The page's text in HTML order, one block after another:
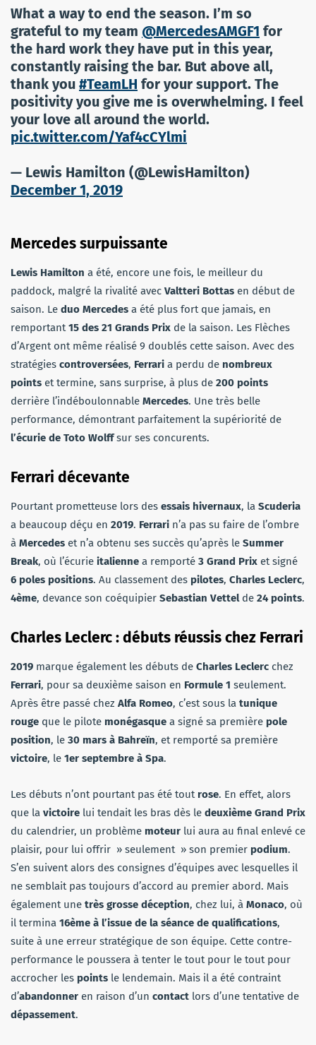
What a way to end the season. I’m so
grateful to my team @MercedesAMGF1 for
the hard work they have put in this year,
constantly raising the bar. But above all,
thank you #TeamLH for your support. The
positivity you give me is overwhelming. I feel
your love all around the world.
pic.twitter.com/Yaf4cCYlmi
— Lewis Hamilton (@LewisHamilton)
December 1, 2019
Mercedes surpuissante
Lewis Hamilton a été, encore une fois, le meilleur du
paddock, malgré la rivalité avec Valtteri Bottas en début de
saison. Le duo Mercedes a été plus fort que jamais, en
remportant15 des 21 Grands Prix de la saison. Les Flèches
d’Argent ont même réalisé 9 doublés cette saison. Avec des
stratégies controversées, Ferrari a perdu de nombreux
points et termine, sans surprise, à plus de 200 points
derrière l’indéboulonnable Mercedes. Une très belle
performance, démontrant parfaitement la supériorité de
l’écurie de Toto Wolffsur ses concurents.
Ferrari décevante
Pourtant prometteuse lors des essais hivernaux, la Scuderia
a beaucoup déçu en 2019. Ferrari n’a pas su faire de l’ombre
à Mercedes et n’a obtenu ses succès qu’après le Summer
Break, où l’écurie italienne a remporté 3 Grand Prix et signé
6 poles positions. Au classement des pilotes, Charles Leclerc,
4ème, devance son coéquipier Sebastian Vettelde 24 points.
Charles Leclerc : débuts réussis chez Ferrari
2019 marque également les débuts de Charles Leclerc chez
Ferrari, pour sa deuxième saison en Formule 1 seulement.
Après être passé chez Alfa Romeo, c’est sous la tunique
rouge que le pilote monégasque a signé sa première pole
position, le 30 mars à Bahreïn, et remporté sa première
victoire, le 1er septembre à Spa.
Les débuts n’ont pourtant pas été tout rose. En effet, alors
que la victoire lui tendait les bras dès le deuxième Grand Prix
du calendrier, un problème moteur lui aura au final enlevé ce
plaisir, pour lui offrir » seulement » son premier podium.
S’en suivent alors des consignes d’équipes avec lesquelles il
ne semblait pas toujours d’accord au premier abord. Mais
également une très grosse déception, chez lui, à Monaco, où
il termina 16ème à l’issue de la séance de qualifications,
suite à une erreur stratégique de son équipe. Cette contre-
performance le poussera à tenter le tout pour le tout pour
accrocher les points le lendemain. Mais il a été contraint
d’abandonner en raison d’un contact lors d’une tentative de
dépassement.